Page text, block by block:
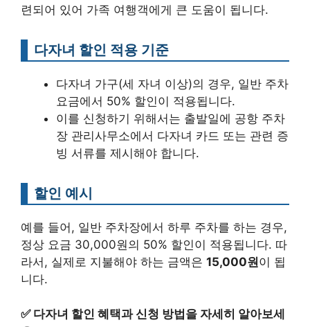
련되어 있어 가족 여행객에게 큰 도움이 됩니다.
다자녀 할인 적용 기준
다자녀 가구(세 자녀 이상)의 경우, 일반 주차
요금에서 50% 할인이 적용됩니다.
이를 신청하기 위해서는 출발일에 공항 주차
장 관리사무소에서 다자녀 카드 또는 관련 증
빙 서류를 제시해야 합니다.
할인 예시
예를 들어, 일반 주차장에서 하루 주차를 하는 경우,
정상 요금 30,000원의 50% 할인이 적용됩니다. 따
라서, 실제로 지불해야 하는 금액은 15,000원이 됩
니다.
✅ 다자녀 할인 혜택과 신청 방법을 자세히 알아보세